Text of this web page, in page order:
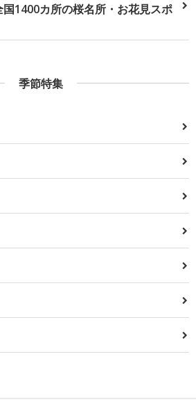
1400カ所の桜名所・お花見スポ
季節特集